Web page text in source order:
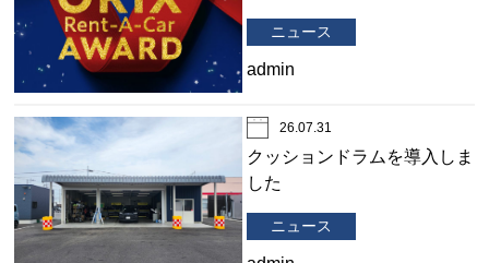
ニュース
admin
26.07.31
クッションドラムを導入しま
した
ニュース